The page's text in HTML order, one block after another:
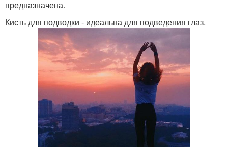
предназначена.
Кисть для подводки - идеальна для подведения глаз.